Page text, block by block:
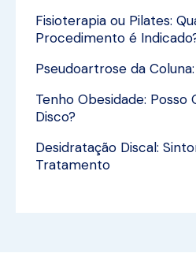
Fisioterapia ou Pilates:
Procedimento é
Pseudoartrose da
Tenho Obesidade: Posso
Disco?
Desidratação Discal:
Tratamento